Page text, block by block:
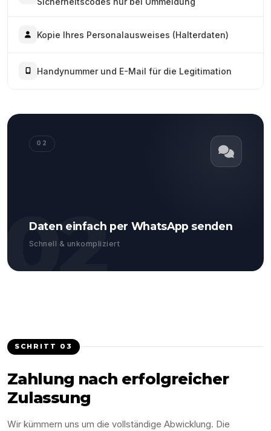
Kopie Ihres Personalausweises (Halterdaten)
Handynummer und E-Mail für die Legitimation
02
02
Daten einfach per WhatsApp senden
Schnell & unkompliziert
SCHRITT 03
Zahlung nach erfolgreicher
Zulassung
Wir kümmern uns um die vollständige Abwicklung. Die